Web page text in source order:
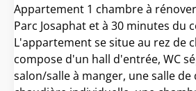
Appartement 1 chambre à
Parc Josaphat et à 30 minutes du
L'appartement se situe au rez de
compose d'un hall d'entrée, WC
salon/salle à manger, une salle de